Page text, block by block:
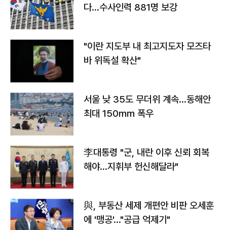
다…수사인력 881명 보강
"이란 지도부 내 최고지도자 모즈타
바 위독설 확산"
서울 낮 35도 무더위 계속…동해안
최대 150㎜ 폭우
李대통령 "군, 내란 이후 신뢰 회복
해야…지휘부 헌신해달라"
與, 부동산 세제 개편안 비판 오세훈
에 '맹공'…"공급 억제기"